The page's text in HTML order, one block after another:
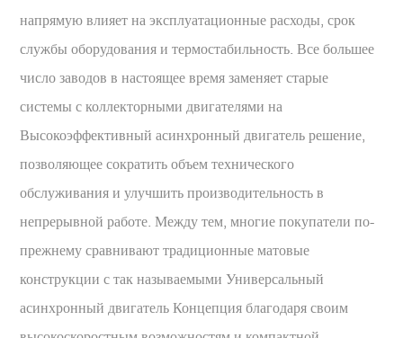
напрямую влияет на эксплуатационные расходы, срок
службы оборудования и термостабильность. Все большее
число заводов в настоящее время заменяет старые
системы с коллекторными двигателями на
Высокоэффективный асинхронный двигательрешение,
позволяющее сократить объем технического
обслуживания и улучшить производительность в
непрерывной работе. Между тем, многие покупатели по-
прежнему сравнивают традиционные матовые
конструкции с так называемымиУниверсальный
асинхронный двигательКонцепция благодаря своим